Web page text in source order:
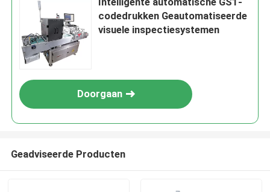
codedrukken Geautomatiseerde
visuele inspectiesystemen
Doorgaan
Geadviseerde Producten